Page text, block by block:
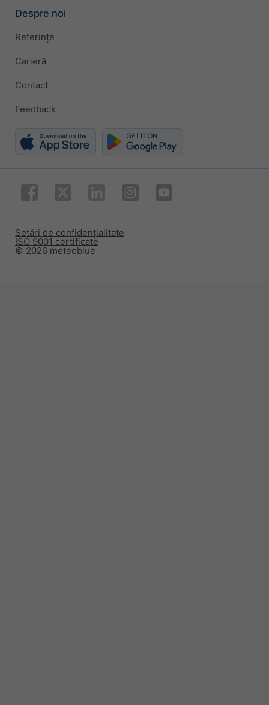
Despre noi
Referințe
Carieră
Contact
Feedback
© 2026 meteoblue
ISO 9001 certificate
Setări de confidențialitate